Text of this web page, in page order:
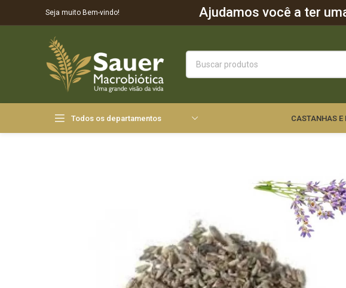
Seja muito Bem-vindo! Ajudamos você a ter
Todos os departamentos CASTANHAS E